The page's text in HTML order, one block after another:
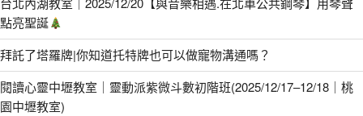
點亮聖誕
拜託了塔羅牌|你知道托特牌也可以做寵物溝通嗎？
閱讀心靈中壢教室｜靈動派紫微斗數初階班(2025/12/17–12/18｜桃
園中壢教室)